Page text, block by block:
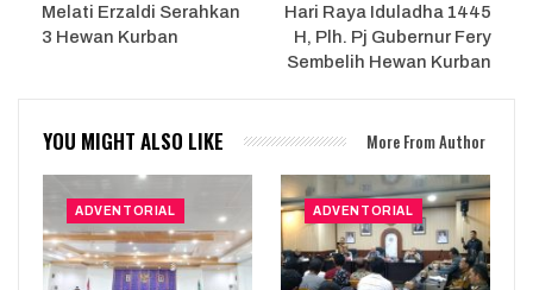
Melati Erzaldi Serahkan
3 Hewan Kurban
Hari Raya Iduladha 1445
H, Plh. Pj Gubernur Fery
Sembelih Hewan Kurban
YOU MIGHT ALSO LIKE More From Author
ADVENTORIAL ADVENTORIAL